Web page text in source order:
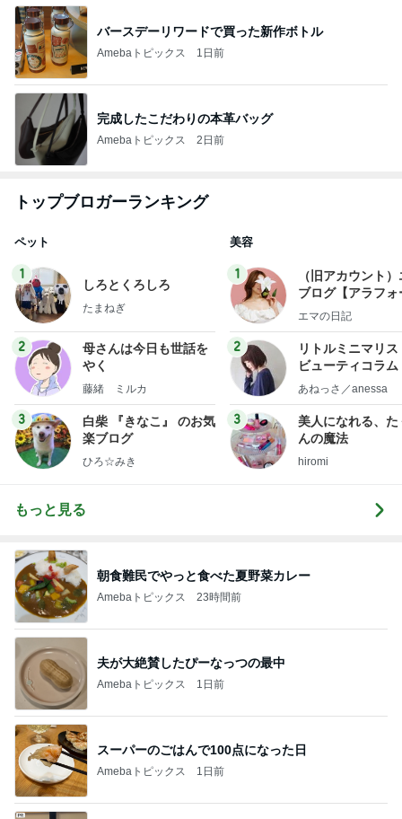
バースデーリワードで買った新作ボトル
Amebaトピックス 1日前
完成したこだわりの本革バッグ
Amebaトピックス 2日前
トップブロガーランキング
ペット
1
しろとくろしろ
たまねぎ
2
母さんは今日も世話を
やく
藤緒 ミルカ
3
白柴 『きなこ』 のお気
楽ブログ
ひろ☆みき
美容
1
（旧アカウント
ブログ【アラフォ
社売却セカンドラ
エマの日記
2
リトルミニマリス
ビューティコラ
little
あねっさ／anessa
3
美人になれる、た
んの魔法
hiromi
もっと見る
朝食難民でやっと食べた夏野菜カレー
Amebaトピックス 23時間前
夫が大絶賛したぴーなっつの最中
Amebaトピックス 1日前
スーパーのごはんで100点になった日
Amebaトピックス 1日前